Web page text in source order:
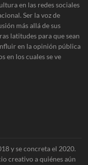
en las redes sociales
Ser la voz de
más allá de sus
latitudes para que sean
en la opinión pública
en los cuales se ve
y se concreta el 2020.
creativo a quiénes aún